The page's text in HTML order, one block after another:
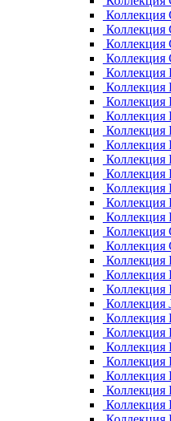
Коллекция
Коллекция
Коллекция
Коллекция
Коллекция
Коллекция
Коллекция
Коллекция
Коллекция
Коллекция
Коллекция
Коллекция
Коллекция
Коллекция
Коллекция
Коллекция
Коллекция
Коллекция
Коллекция
Коллекция
Коллекция
Коллекция
Коллекция
Коллекция
Коллекция
Коллекция